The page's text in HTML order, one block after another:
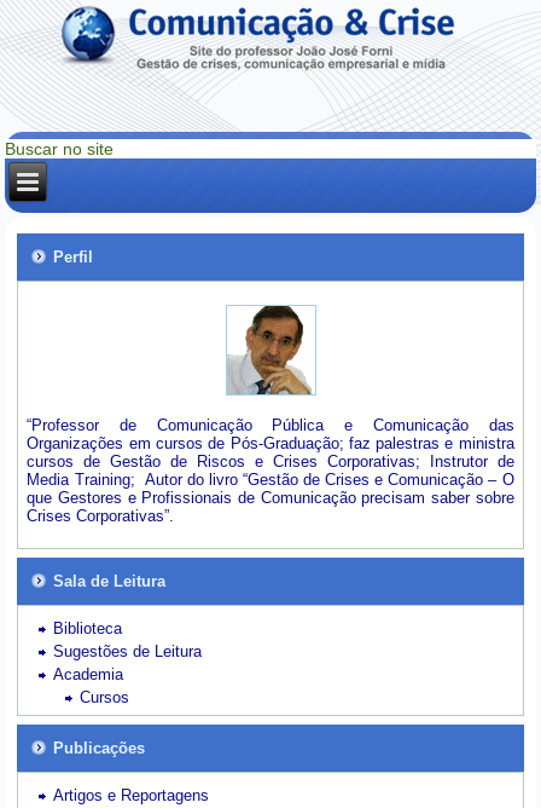
Perfil
“Professor de Comunicação Pública e Comunicação das
Organizações em cursos de Pós-Graduação; faz palestras e ministra
cursos de Gestão de Riscos e Crises Corporativas; Instrutor de
Media Training; Autor do livro “Gestão de Crises e Comunicação – O
que Gestores e Profissionais de Comunicação precisam saber sobre
Crises Corporativas”.
Sala de Leitura
Biblioteca
Sugestões de Leitura
Academia
Cursos
Publicações
Artigos e Reportagens